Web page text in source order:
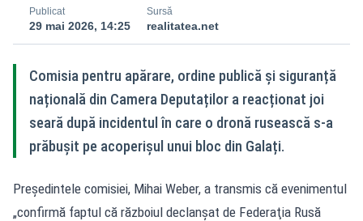
Publicat
29 mai 2026, 14:25
Sursă
realitatea.net
Comisia pentru apărare, ordine publică și siguranță
națională din Camera Deputaților a reacționat joi
seară după incidentul în care o dronă rusească s-a
prăbușit pe acoperișul unui bloc din Galați.
Președintele comisiei, Mihai Weber, a transmis că evenimentul
„confirmă faptul că războiul declanşat de Federaţia Rusă